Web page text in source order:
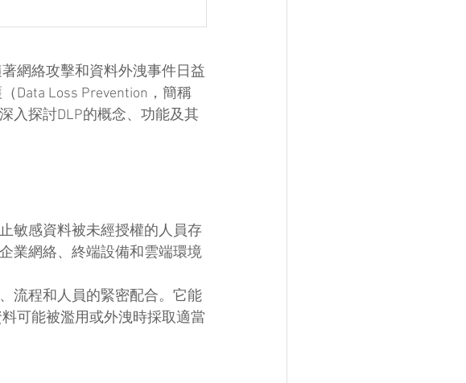
網絡攻擊和資料外洩事件日益
Data Loss Prevention，簡稱
入探討DLP的概念、功能及其
敏感資料被未經授權的人員存
業網絡、終端設備和雲端環境
流程和人員的緊密配合。它能
可能被濫用或外洩時採取適當